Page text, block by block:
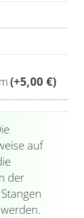
(+5,00 €)
auf
der